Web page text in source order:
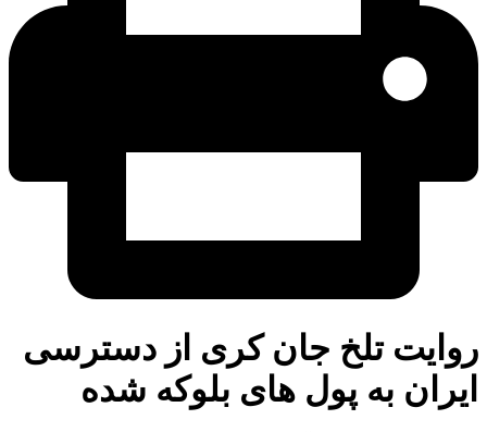
تلخ جان کری از دسترسی
به پول های بلوکه شده